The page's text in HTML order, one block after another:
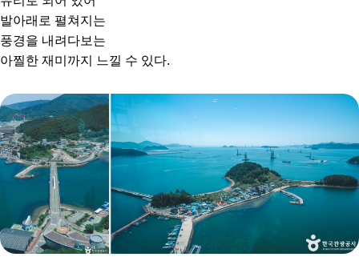
발아래로 펼쳐지는
풍경을 내려다보는
아찔한 재미까지 느낄 수 있다.